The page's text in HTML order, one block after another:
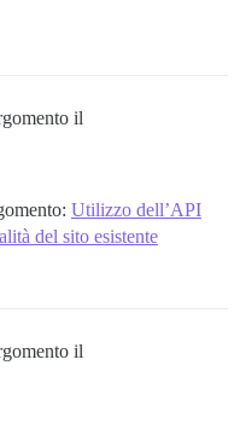
il
Utilizzo dell’API
del sito esistente
il